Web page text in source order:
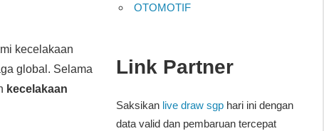
kecelakaan
global. Selama
kecelakaan
OTOMOTIF
Link Partner
Saksikan live draw sgphari ini dengan
data valid dan pembaruan tercepat